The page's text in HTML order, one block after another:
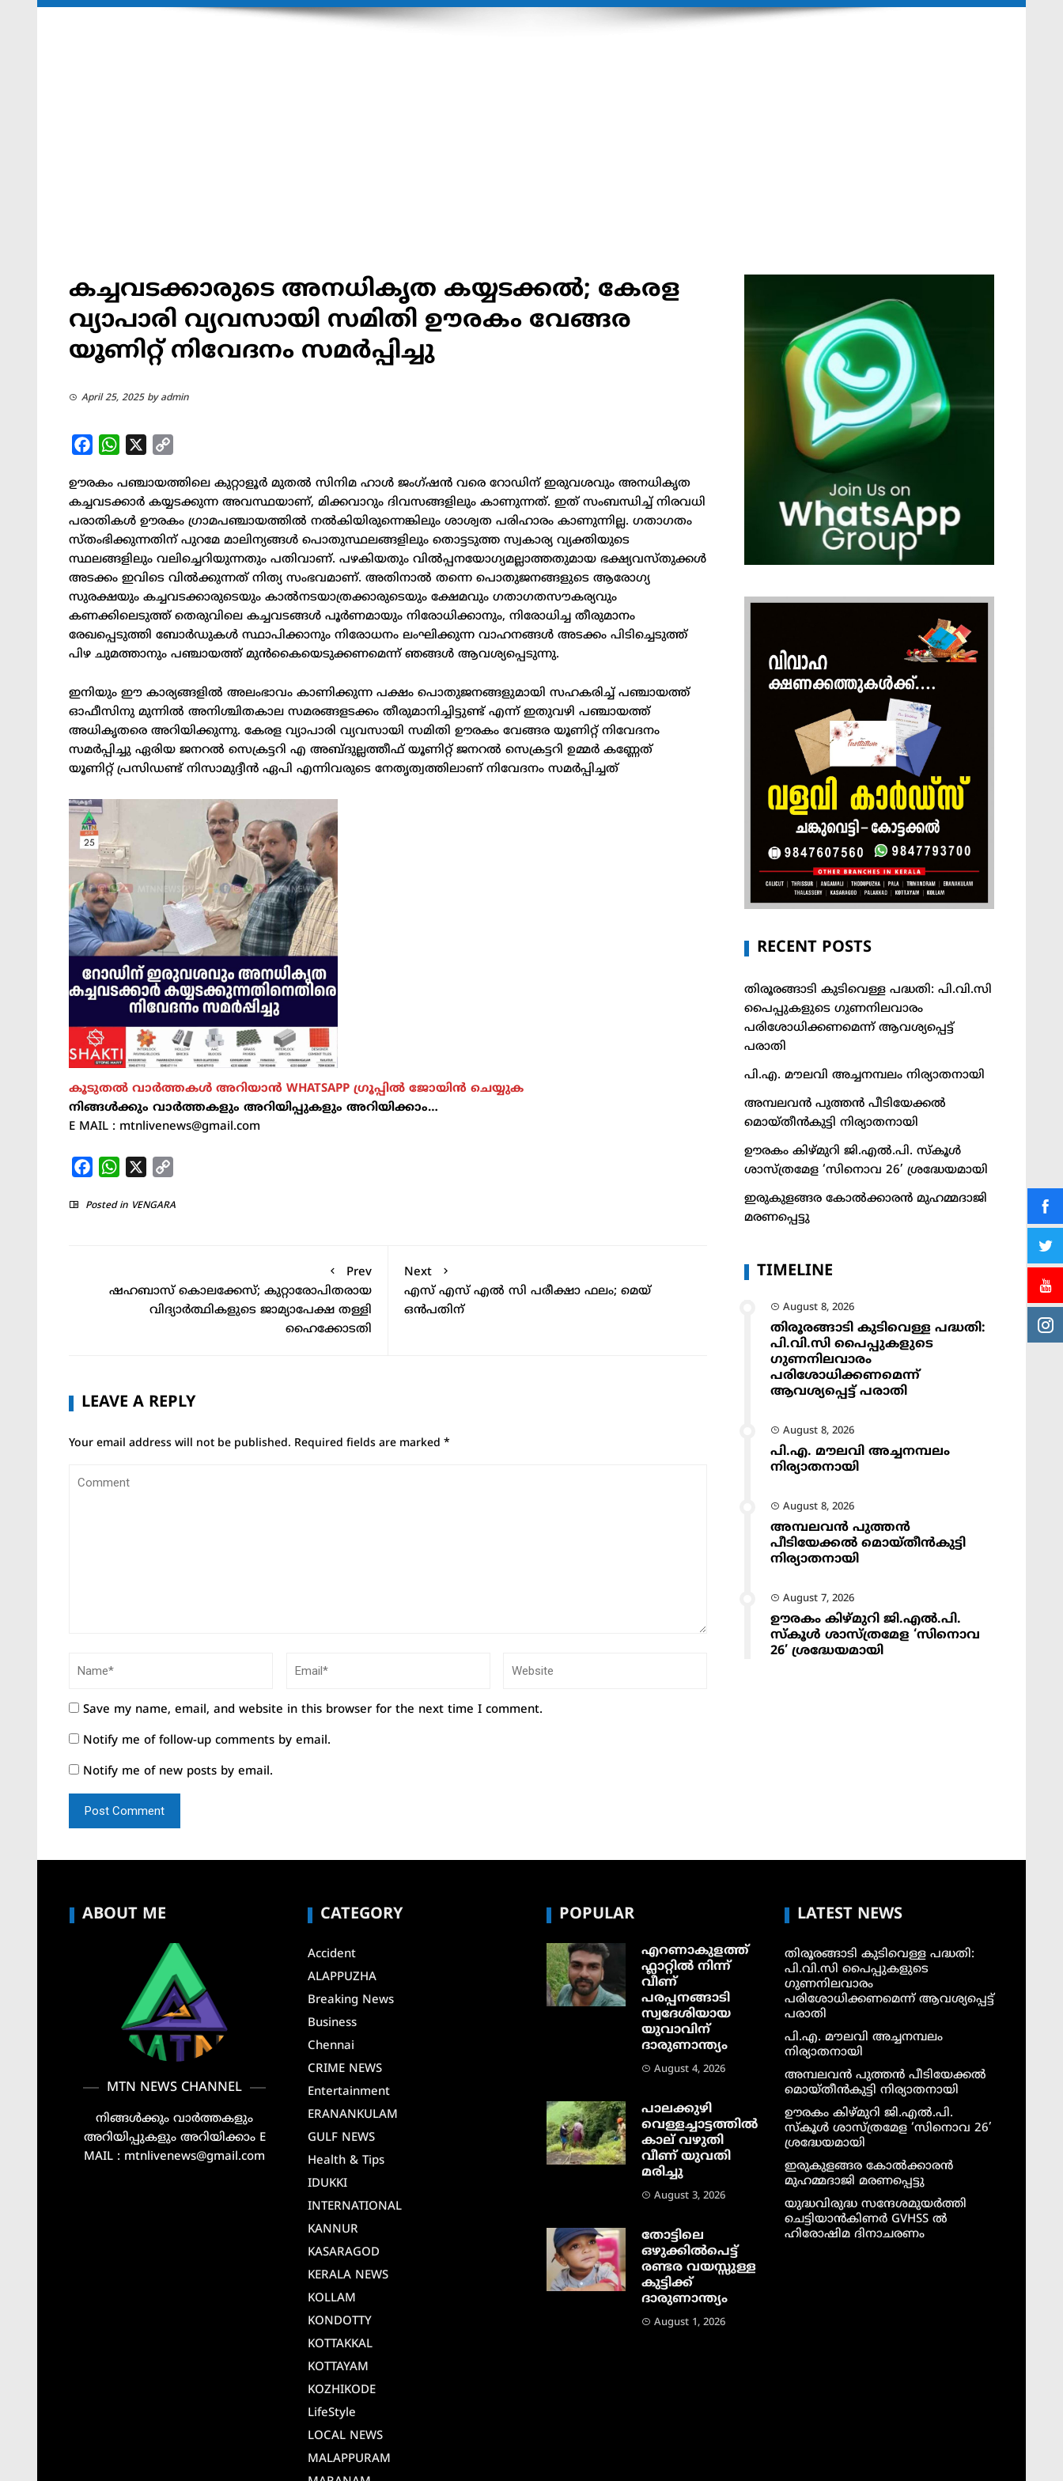
കച്ചവടക്കാരുടെ അനധികൃത കയ്യടക്കല്‍; കേരള
വ്യാപാരി വ്യവസായി സമിതി ഊരകം വേങ്ങര
യൂണിറ്റ് നിവേദനം സമർപ്പിച്ചു
April 25, 2025by admin
FacebookWhatsApp
ഊരകം പഞ്ചായത്തിലെ കുറ്റാളൂർ മുതൽ സിനിമ ഹാൾ ജംഗ്ഷൻ വരെ റോഡിന് ഇരുവശവും അനധികൃത
കച്ചവടക്കാർ കയ്യടക്കുന്ന അവസ്ഥയാണ്, മിക്കവാറും ദിവസങ്ങളിലും കാണുന്നത്. ഇത് സംബന്ധിച്ച് നിരവധി
പരാതികൾ ഊരകം ഗ്രാമപഞ്ചായത്തിൽ നൽകിയിരുന്നെങ്കിലും ശാശ്വത പരിഹാരം കാണുന്നില്ല. ഗതാഗതം
സ്തംഭിക്കുന്നതിന് പുറമേ മാലിന്യങ്ങൾ പൊതുസ്ഥലങ്ങളിലും തൊട്ടടുത്ത സ്വകാര്യ വ്യക്തിയുടെ
സ്ഥലങ്ങളിലും വലിച്ചെറിയുന്നതും പതിവാണ്. പഴകിയതും വിൽപ്പനയോഗ്യമല്ലാത്തതുമായ ഭക്ഷ്യവസ്തുക്കൾ
അടക്കം ഇവിടെ വിൽക്കുന്നത് നിത്യ സംഭവമാണ്. അതിനാൽ തന്നെ പൊതുജനങ്ങളുടെ ആരോഗ്യ
സുരക്ഷയും കച്ചവടക്കാരുടെയും കാൽനടയാത്രക്കാരുടെയും ക്ഷേമവും ഗതാഗതസൗകര്യവും
കണക്കിലെടുത്ത് തെരുവിലെ കച്ചവടങ്ങൾ പൂർണമായും നിരോധിക്കാനും, നിരോധിച്ച തീരുമാനം
രേഖപ്പെടുത്തി ബോർഡുകൾ സ്ഥാപിക്കാനും നിരോധനം ലംഘിക്കുന്ന വാഹനങ്ങൾ അടക്കം പിടിച്ചെടുത്ത്
പിഴ ചുമത്താനും പഞ്ചായത്ത് മുൻകൈയെടുക്കണമെന്ന് ഞങ്ങൾ ആവശ്യപ്പെടുന്നു.
ഇനിയും ഈ കാര്യങ്ങളിൽ അലംഭാവം കാണിക്കുന്ന പക്ഷം പൊതുജനങ്ങളുമായി സഹകരിച്ച് പഞ്ചായത്ത്
ഓഫീസിനു മുന്നിൽ അനിശ്ചിതകാല സമരങ്ങളടക്കം തീരുമാനിച്ചിട്ടുണ്ട് എന്ന് ഇതുവഴി പഞ്ചായത്ത്
അധികൃതരെ അറിയിക്കുന്നു. കേരള വ്യാപാരി വ്യവസായി സമിതി ഊരകം വേങ്ങര യൂണിറ്റ് നിവേദനം
സമർപ്പിച്ചു ഏരിയ ജനറൽ സെക്രട്ടറി എ അബ്ദുല്ലത്തീഫ് യൂണിറ്റ് ജനറൽ സെക്രട്ടറി ഉമ്മർ കണ്ണേത്
യൂണിറ്റ് പ്രസിഡണ്ട് നിസാമുദ്ദീൻ ഏപി എന്നിവരുടെ നേതൃത്വത്തിലാണ് നിവേദനം സമർപ്പിച്ചത്
കൂടുതല്‍ വാർത്തകൾ അറിയാന്‍ WHATSAPP ഗ്രൂപ്പിൽ ജോയിൻ ചെയ്യുക
നിങ്ങൾക്കും വാർത്തകളും അറിയിപ്പുകളും അറിയിക്കാം…
E MAIL : mtnlivenews@gmail.com
FacebookWhatsApp
Posted in VENGARA
Prev
ഷഹബാസ് കൊലക്കേസ്; കുറ്റാരോപിതരായ
വിദ്യാര്‍ത്ഥികളുടെ ജാമ്യാപേക്ഷ തള്ളി
ഹൈക്കോടതി
Next
എസ് എസ് എൽ സി പരീക്ഷാ ഫലം; മെയ്
ഒൻപതിന്
LEAVE A REPLY
Your email address will not be published. Required fields are marked *
Save my name, email, and website in this browser for the next time I comment.
Notify me of follow-up comments by email.
Notify me of new posts by email.
RECENT POSTS
തിരൂരങ്ങാടി കുടിവെള്ള പദ്ധതി: പി.വി.സി
പൈപ്പുകളുടെ ഗുണനിലവാരം
പരിശോധിക്കണമെന്ന് ആവശ്യപ്പെട്ട്
പരാതി
പി.എ. മൗലവി അച്ചനമ്പലം നിര്യാതനായി
അമ്പലവൻ പുത്തൻ പീടിയേക്കൽ
മൊയ്തീൻകുട്ടി നിര്യാതനായി
ഊരകം കിഴ്മുറി ജി.എൽ.പി. സ്കൂൾ
ശാസ്ത്രമേള ‘സിനൊവ 26’ ശ്രദ്ധേയമായി
ഇരുകുളങ്ങര കോൽക്കാരൻ മുഹമ്മദാജി
മരണപ്പെട്ടു
TIMELINE
August 8, 2026
തിരൂരങ്ങാടി കുടിവെള്ള പദ്ധതി:
പി.വി.സി പൈപ്പുകളുടെ
ഗുണനിലവാരം
പരിശോധിക്കണമെന്ന്
ആവശ്യപ്പെട്ട് പരാതി
August 8, 2026
പി.എ. മൗലവി അച്ചനമ്പലം
നിര്യാതനായി
August 8, 2026
അമ്പലവൻ പുത്തൻ
പീടിയേക്കൽ മൊയ്തീൻകുട്ടി
നിര്യാതനായി
August 7, 2026
ഊരകം കിഴ്മുറി ജി.എൽ.പി.
സ്കൂൾ ശാസ്ത്രമേള ‘സിനൊവ
26’ ശ്രദ്ധേയമായി
ABOUT ME
MTN NEWS CHANNEL
നിങ്ങൾക്കും വാർത്തകളും
അറിയിപ്പുകളും അറിയിക്കാം E
MAIL : mtnlivenews@gmail.com
CATEGORY
Accident
ALAPPUZHA
Breaking News
Business
Chennai
CRIME NEWS
Entertainment
ERANANKULAM
GULF NEWS
Health & Tips
IDUKKI
INTERNATIONAL
KANNUR
KASARAGOD
KERALA NEWS
KOLLAM
KONDOTTY
KOTTAKKAL
KOTTAYAM
KOZHIKODE
LifeStyle
LOCAL NEWS
MALAPPURAM
POPULAR
എറണാകുളത്ത്
ഫ്ലാറ്റിൽ നിന്ന്
വീണ്
പരപ്പനങ്ങാടി
സ്വദേശിയായ
യുവാവിന്
ദാരുണാന്ത്യം
August 4, 2026
പാലക്കുഴി
വെള്ളച്ചാട്ടത്തില്‍
കാല് വഴുതി
വീണ് യുവതി
മരിച്ചു
August 3, 2026
തോട്ടിലെ
ഒഴുക്കിൽപെട്ട്
രണ്ടര വയസ്സുള്ള
കുട്ടിക്ക്
ദാരുണാന്ത്യം
August 1, 2026
LATEST NEWS
തിരൂരങ്ങാടി കുടിവെള്ള പദ്ധതി:
പി.വി.സി പൈപ്പുകളുടെ
ഗുണനിലവാരം
പരിശോധിക്കണമെന്ന് ആവശ്യപ്പെട്ട്
പരാതി
പി.എ. മൗലവി അച്ചനമ്പലം
നിര്യാതനായി
അമ്പലവൻ പുത്തൻ പീടിയേക്കൽ
മൊയ്തീൻകുട്ടി നിര്യാതനായി
ഊരകം കിഴ്മുറി ജി.എൽ.പി.
സ്കൂൾ ശാസ്ത്രമേള ‘സിനൊവ 26’
ശ്രദ്ധേയമായി
ഇരുകുളങ്ങര കോൽക്കാരൻ
മുഹമ്മദാജി മരണപ്പെട്ടു
യുദ്ധവിരുദ്ധ സന്ദേശമുയർത്തി
ചെട്ടിയാൻകിണർ GVHSS ൽ
ഹിരോഷിമ ദിനാചരണം